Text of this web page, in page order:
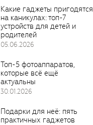
Какие гаджеты пригодятся
на каникулах: топ-7
устройств для детей и
родителей
05.06.2026
Топ-5 фотоаппаратов,
которые всё ещё
актуальны
30.01.2026
Подарки для неё: пять
практичных гаджетов